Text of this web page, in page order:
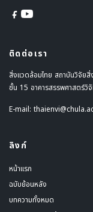
ติดต่อเรา
สิ่งแวดล้อมไทย สถาบันวิจัย
ชั้น 15 อาคารสรรพศาสตร์วิ
E-mail:
ลิงก์
หน้าแรก
ฉบับย้อนหลัง
บทความทั้งหมด